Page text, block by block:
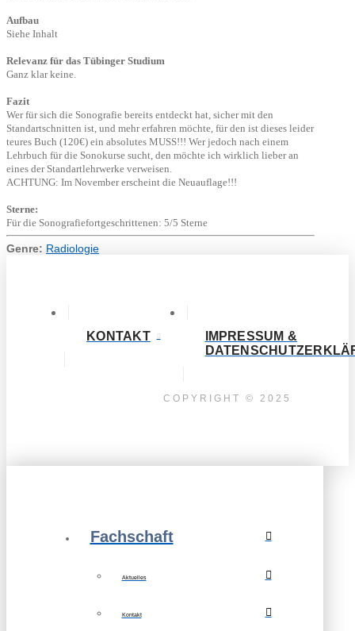
Aufbau
Siehe Inhalt
Relevanz für das Tübinger Studium
Ganz klar keine.
Fazit
Wer für sich die Sonografie bereits entdeckt hat, sicher mit den
Standartschnitten ist, und mehr erfahren möchte, für den ist dieses leider
teures Buch (120€) ein absolutes MUSS!!! Wer jedoch nach einem
Lehrbuch für die Sonokurse sucht, den möchte ich wirklich lieber an
eines der Standartlehrwerke verweisen.
ACHTUNG: Im November erscheint die Neuauflage!!!
Sterne:
Für die Sonografiefortgeschrittenen: 5/5 Sterne
Genre: Radiologie
KONTAKT
IMPRESSUM &
COPYRIGHT © 2025
Fachschaft
Aktuelles
Kontakt